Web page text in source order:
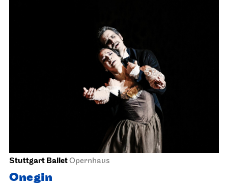
Stuttgart BalletOpernhaus
Onegin